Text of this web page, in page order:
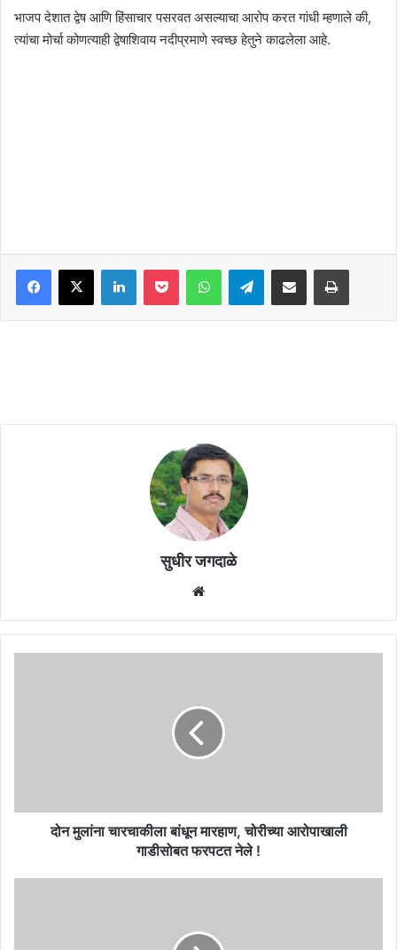
भाजप देशात द्वेष आणि हिंसाचार पसरवत असल्याचा आरोप करत गांधी म्हणाले की,
त्यांचा मोर्चा कोणत्याही द्वेषाशिवाय नदीप्रमाणे स्वच्छ हेतुने काढलेला आहे.
Facebook
X LinkedInPocket WhatsAppTelegramShare via Email Print
सुधीर जगदाळे
फरपटत
दोन मुलांना चारचाकीला बांधून मारहाण, चोरीच्या आरोपाखाली
गाडीसोबत फरपटत नेले !